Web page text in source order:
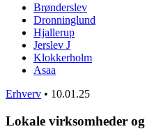
Brønderslev
Dronninglund
Hjallerup
Jerslev J
Klokkerholm
Asaa
Erhverv • 10.01.25
Lokale virksomheder